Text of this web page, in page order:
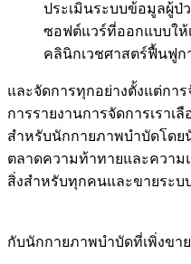
ประเมินระบบข้อมูลผู้ป่
ซอฟต์แวร์ที่ออกแบบใ
คลินิกเวชศาสตร์ฟื้นฟูก
และจัดการทุกอย่างตั้งแต่กา
การรายงานการจัดการเราเ
สำหรับนักกายภาพบำบัดโดย
ตลาดความท้าทายและความ
สิ่งสำหรับทุกคนและขายระบ
กับนักกายภาพบำบัดที่เพิ่งขา